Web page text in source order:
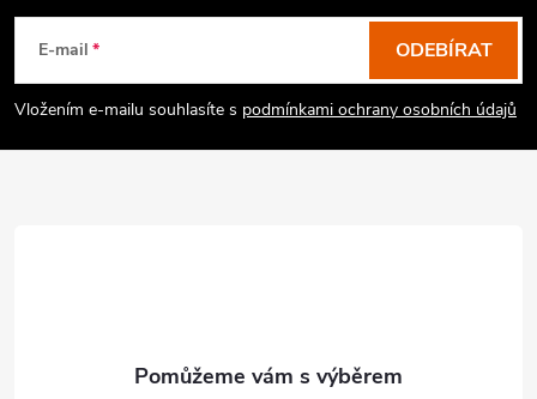
E-mail
Vložením e-mailu souhlasíte s podmínkami ochrany osobních údajů
ODEBÍRAT